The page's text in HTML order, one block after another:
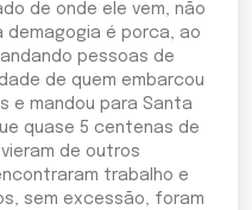
de onde ele vem, não
demagogia é porca, ao
pessoas de
de quem embarcou
e mandou para Santa
quase 5 centenas de
de outros
trabalho e
sem excessão, foram